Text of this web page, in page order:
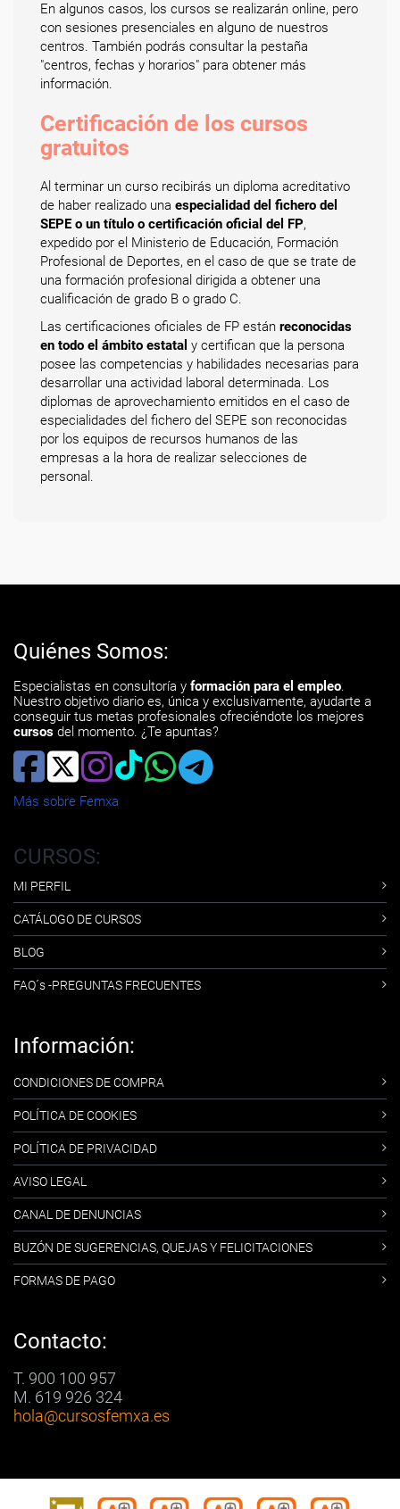
En algunos casos, los cursos se realizarán online, pero
con sesiones presenciales en alguno de nuestros
centros. También podrás consultar la pestaña
"centros, fechas y horarios" para obtener más
información.
Certificación de los cursos
gratuitos
Al terminar un curso recibirás un diploma acreditativo
de haber realizado una especialidad del fichero del
SEPE o un título o certificación oficial del FP,
expedido por el Ministerio de Educación, Formación
Profesional de Deportes, en el caso de que se trate de
una formación profesional dirigida a obtener una
cualificación de grado B o grado C.
Las certificaciones oficiales de FP están reconocidas
en todo el ámbito estatal y certifican que la persona
posee las competencias y habilidades necesarias para
desarrollar una actividad laboral determinada. Los
diplomas de aprovechamiento emitidos en el caso de
especialidades del fichero del SEPE son reconocidas
por los equipos de recursos humanos de las
empresas a la hora de realizar selecciones de
personal.
Quiénes Somos:
Especialistas en consultoría y formación para el empleo.
Nuestro objetivo diario es, única y exclusivamente, ayudarte a
conseguir tus metas profesionales ofreciéndote los mejores
cursos del momento. ¿Te apuntas?
Más sobre Femxa
CURSOS:
MI PERFIL
CATÁLOGO DE CURSOS
BLOG
FAQ´s -PREGUNTAS FRECUENTES
Información:
CONDICIONES DE COMPRA
POLÍTICA DE COOKIES
POLÍTICA DE PRIVACIDAD
AVISO LEGAL
CANAL DE DENUNCIAS
BUZÓN DE SUGERENCIAS, QUEJAS Y FELICITACIONES
FORMAS DE PAGO
Contacto:
T. 900 100 957
M. 619 926 324
hola@cursosfemxa.es